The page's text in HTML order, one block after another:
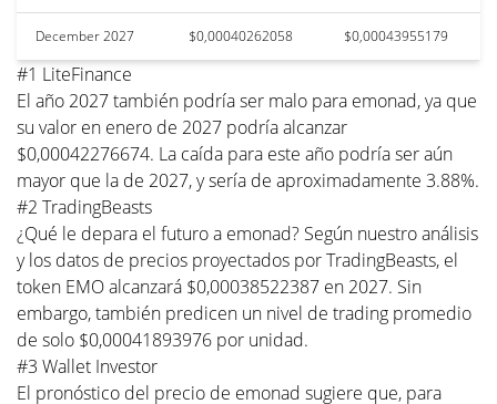
December 2027 $0,00040262058 $0,00043955179
#1 LiteFinance
El año 2027 también podría ser malo para emonad, ya que
su valor en enero de 2027 podría alcanzar
$0,00042276674. La caída para este año podría ser aún
mayor que la de 2027, y sería de aproximadamente 3.88%.
#2 TradingBeasts
¿Qué le depara el futuro a emonad? Según nuestro análisis
y los datos de precios proyectados por TradingBeasts, el
token EMO alcanzará $0,00038522387 en 2027. Sin
embargo, también predicen un nivel de trading promedio
de solo $0,00041893976 por unidad.
#3 Wallet Investor
El pronóstico del precio de emonad sugiere que, para